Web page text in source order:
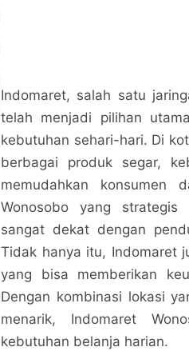
Indomaret, salah satu
telah menjadi pilihan
kebutuhan sehari-hari. Di
berbagai produk segar,
memudahkan konsumen
Wonosobo yang
sangat dekat dengan
Tidak hanya itu, Indomaret
yang bisa memberikan
Dengan kombinasi lokasi
menarik, Indomaret
kebutuhan belanja harian.